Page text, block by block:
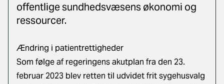
offentlige sundhedsvæsens økonomi og
ressourcer.
Ændring i patientrettigheder
Som følge af regeringens akutplan fra den 23.
februar 2023 blev retten til udvidet frit sygehusvalg